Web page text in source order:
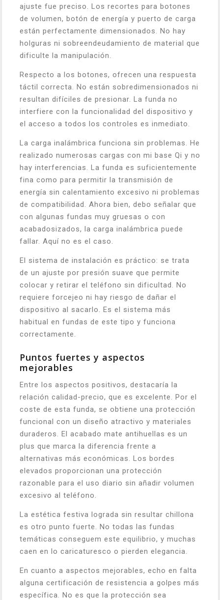
ajuste fue preciso. Los recortes para botones
de volumen, botón de energía y puerto de carga
están perfectamente dimensionados. No hay
holguras ni sobreendeudamiento de material que
dificulte la manipulación.
Respecto a los botones, ofrecen una respuesta
táctil correcta. No están sobredimensionados ni
resultan difíciles de presionar. La funda no
interfiere con la funcionalidad del dispositivo y
el acceso a todos los controles es inmediato.
La carga inalámbrica funciona sin problemas. He
realizado numerosas cargas con mi base Qi y no
hay interferencias. La funda es suficientemente
fina como para permitir la transmisión de
energía sin calentamiento excesivo ni problemas
de compatibilidad. Ahora bien, debo señalar que
con algunas fundas muy gruesas o con
acabadosizados, la carga inalámbrica puede
fallar. Aquí no es el caso.
El sistema de instalación es práctico: se trata
de un ajuste por presión suave que permite
colocar y retirar el teléfono sin dificultad. No
requiere forcejeo ni hay riesgo de dañar el
dispositivo al sacarlo. Es el sistema más
habitual en fundas de este tipo y funciona
correctamente.
Puntos fuertes y aspectos
mejorables
Entre los aspectos positivos, destacaría la
relación calidad-precio, que es excelente. Por el
coste de esta funda, se obtiene una protección
funcional con un diseño atractivo y materiales
duraderos. El acabado mate antihuellas es un
plus que marca la diferencia frente a
alternativas más económicas. Los bordes
elevados proporcionan una protección
razonable para el uso diario sin añadir volumen
excesivo al teléfono.
La estética festiva lograda sin resultar chillona
es otro punto fuerte. No todas las fundas
temáticas conseguem este equilibrio, y muchas
caen en lo caricaturesco o pierden elegancia.
En cuanto a aspectos mejorables, echo en falta
alguna certificación de resistencia a golpes más
específica. No es que la protección sea